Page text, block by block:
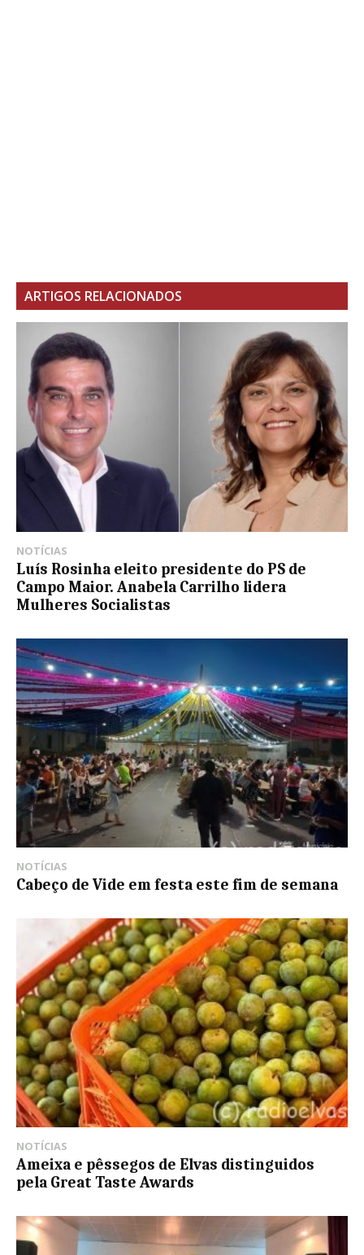
ARTIGOS RELACIONADOS
NOTÍCIAS
Luís Rosinha eleito presidente do PS de
Campo Maior. Anabela Carrilho lidera
Mulheres Socialistas
NOTÍCIAS
Cabeço de Vide em festa este fim de semana
NOTÍCIAS
Ameixa e pêssegos de Elvas distinguidos
pela Great Taste Awards